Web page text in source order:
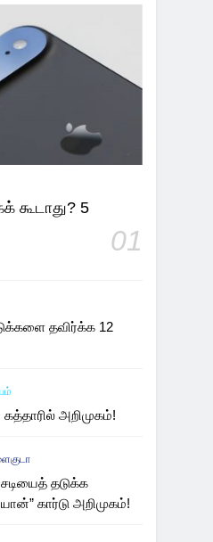
கூடாது? 5
01
தவிர்க்க 12
அறிமுகம்!
தடுக்க
கார்டு அறிமுகம்!